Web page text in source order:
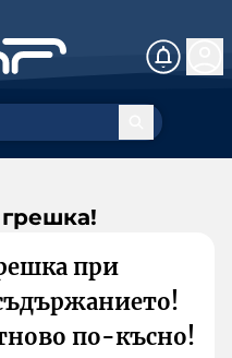
при
по-късно!